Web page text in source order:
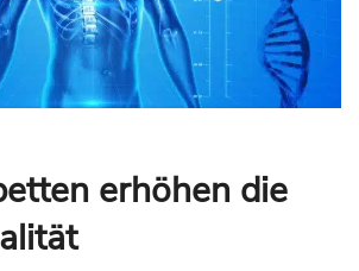
erhöhen die